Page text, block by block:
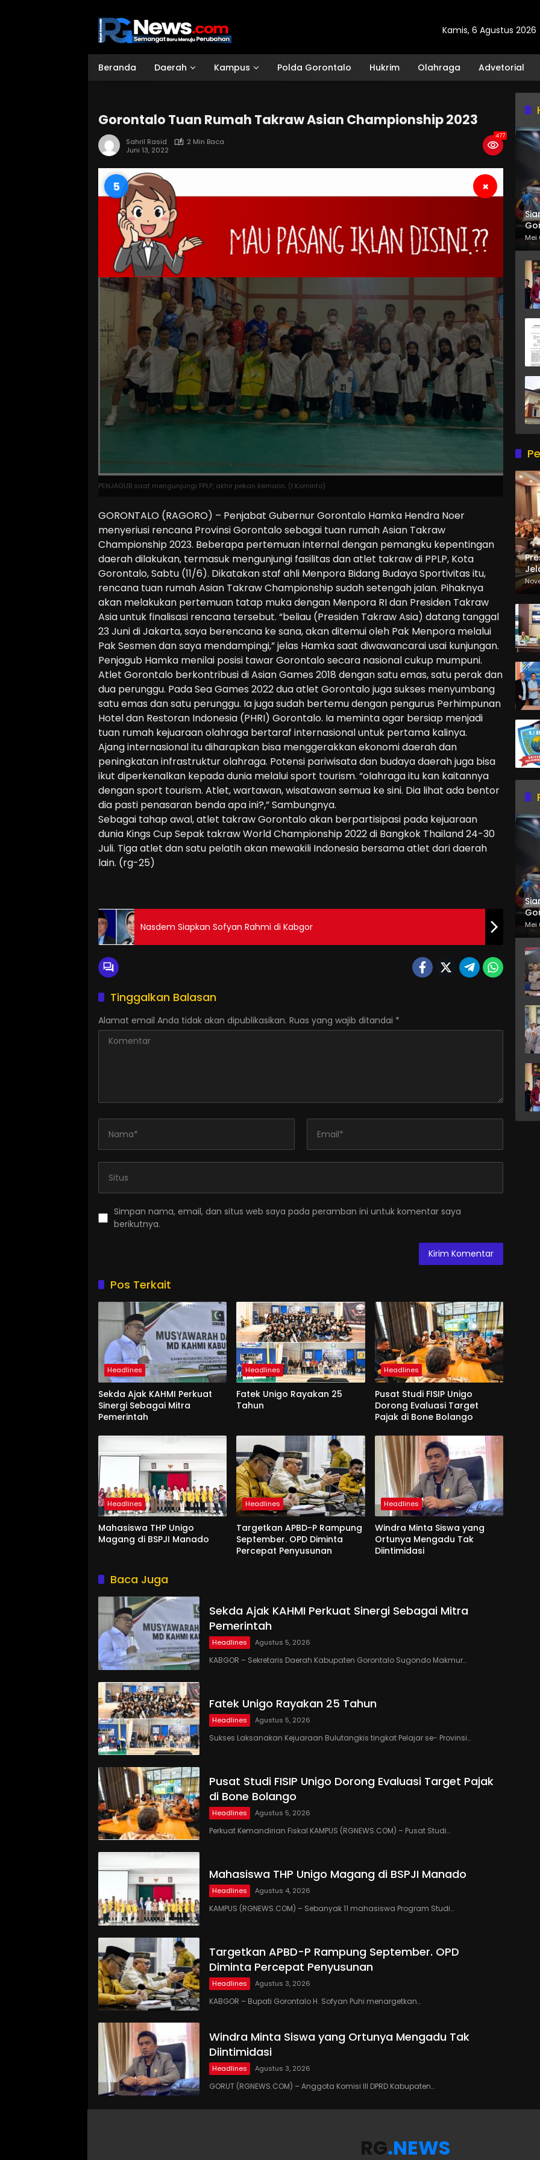
Kamis, 6 Agustus 2026
Beranda Daerah Kampus Polda Gorontalo Hukrim Olahraga Advetorial
Gorontalo Tuan Rumah Takraw Asian Championship 2023
Sahril Rasid
2 Min Baca
Juni 13, 2022
477
4 ×
PENJAGUB saat mengunjungi PPLP, akhir pekan kemarin. (f.Kominfo)
GORONTALO (RAGORO) – Penjabat Gubernur Gorontalo Hamka Hendra Noer
menyeriusi rencana Provinsi Gorontalo sebagai tuan rumah Asian Takraw
Championship 2023. Beberapa pertemuan internal dengan pemangku kepentingan
daerah dilakukan, termasuk mengunjungi fasilitas dan atlet takraw di PPLP, Kota
Gorontalo, Sabtu (11/6). Dikatakan staf ahli Menpora Bidang Budaya Sportivitas itu,
rencana tuan rumah Asian Takraw Championship sudah setengah jalan. Pihaknya
akan melakukan pertemuan tatap muka dengan Menpora RI dan Presiden Takraw
Asia untuk finalisasi rencana tersebut. “beliau (Presiden Takraw Asia) datang tanggal
23 Juni di Jakarta, saya berencana ke sana, akan ditemui oleh Pak Menpora melalui
Pak Sesmen dan saya mendampingi,” jelas Hamka saat diwawancarai usai kunjungan.
Penjagub Hamka menilai posisi tawar Gorontalo secara nasional cukup mumpuni.
Atlet Gorontalo berkontribusi di Asian Games 2018 dengan satu emas, satu perak dan
dua perunggu. Pada Sea Games 2022 dua atlet Gorontalo juga sukses menyumbang
satu emas dan satu perunggu. Ia juga sudah bertemu dengan pengurus Perhimpunan
Hotel dan Restoran Indonesia (PHRI) Gorontalo. Ia meminta agar bersiap menjadi
tuan rumah kejuaraan olahraga bertaraf internasional untuk pertama kalinya.
Ajang internasional itu diharapkan bisa menggerakkan ekonomi daerah dan
peningkatan infrastruktur olahraga. Potensi pariwisata dan budaya daerah juga bisa
ikut diperkenalkan kepada dunia melalui sport tourism. “olahraga itu kan kaitannya
dengan sport tourism. Atlet, wartawan, wisatawan semua ke sini. Dia lihat ada bentor
dia pasti penasaran benda apa ini?,” Sambungnya.
Sebagai tahap awal, atlet takraw Gorontalo akan berpartisipasi pada kejuaraan
dunia Kings Cup Sepak takraw World Championship 2022 di Bangkok Thailand 24-30
Juli. Tiga atlet dan satu pelatih akan mewakili Indonesia bersama atlet dari daerah
lain. (rg-25)
Nasdem Siapkan Sofyan Rahmi di Kabgor
Tinggalkan Balasan
Alamat email Anda tidak akan dipublikasikan. Ruas yang wajib ditandai *
Simpan nama, email, dan situs web saya pada peramban ini untuk komentar saya
berikutnya.
Pos Terkait
Headlines
Sekda Ajak KAHMI Perkuat
Sinergi Sebagai Mitra
Pemerintah
Headlines
Fatek Unigo Rayakan 25
Tahun
Headlines
Pusat Studi FISIP Unigo
Dorong Evaluasi Target
Pajak di Bone Bolango
Headlines
Mahasiswa THP Unigo
Magang di BSPJI Manado
Headlines
Targetkan APBD-P Rampung
September. OPD Diminta
Percepat Penyusunan
Headlines
Windra Minta Siswa yang
Ortunya Mengadu Tak
Diintimidasi
Baca Juga
Sekda Ajak KAHMI Perkuat Sinergi Sebagai Mitra
Pemerintah
Headlines Agustus 5, 2026
KABGOR – Sekretaris Daerah Kabupaten Gorontalo Sugondo Makmur…
Fatek Unigo Rayakan 25 Tahun
Headlines Agustus 5, 2026
Sukses Laksanakan Kejuaraan Bulutangkis tingkat Pelajar se- Provinsi…
Pusat Studi FISIP Unigo Dorong Evaluasi Target Pajak
di Bone Bolango
Headlines Agustus 5, 2026
Perkuat Kemandirian Fiskal KAMPUS (RGNEWS.COM) – Pusat Studi…
Mahasiswa THP Unigo Magang di BSPJI Manado
Headlines Agustus 4, 2026
KAMPUS (RGNEWS.COM) – Sebanyak 11 mahasiswa Program Studi…
Targetkan APBD-P Rampung September. OPD
Diminta Percepat Penyusunan
Headlines Agustus 3, 2026
KABGOR – Bupati Gorontalo H. Sofyan Puhi menargetkan…
Windra Minta Siswa yang Ortunya Mengadu Tak
Diintimidasi
Headlines Agustus 3, 2026
GORUT (RGNEWS.COM) – Anggota Komisi III DPRD Kabupaten…
Mei
Mei
RG.NEWS